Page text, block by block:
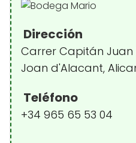
Dirección
Carrer Capitán Juan
Joan d'Alacant,
Teléfono
+34 965 65 53 04